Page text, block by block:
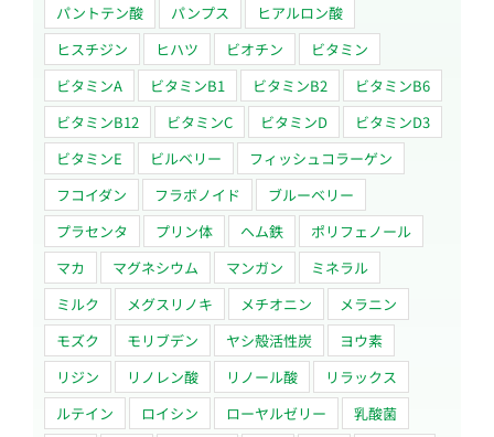
パントテン酸
パンプス
ヒアルロン酸
ヒスチジン
ヒハツ ビオチン
ビタミン
ビタミンA
ビタミンB1 ビタミンB2
ビタミンB6
ビタミンB12
ビタミンC ビタミンD
ビタミンD3
ビタミンE
ビルベリー
フィッシュコラーゲン
フコイダン
フラボノイド
ブルーベリー
プラセンタ
プリン体 ヘム鉄
ポリフェノール
マカ
マグネシウム マンガン
ミネラル
ミルク
メグスリノキ メチオニン
メラニン
モズク
モリブデン ヤシ殻活性炭
ヨウ素
リジン
リノレン酸 リノール酸
リラックス
ルテイン
ロイシン ローヤルゼリー
乳酸菌